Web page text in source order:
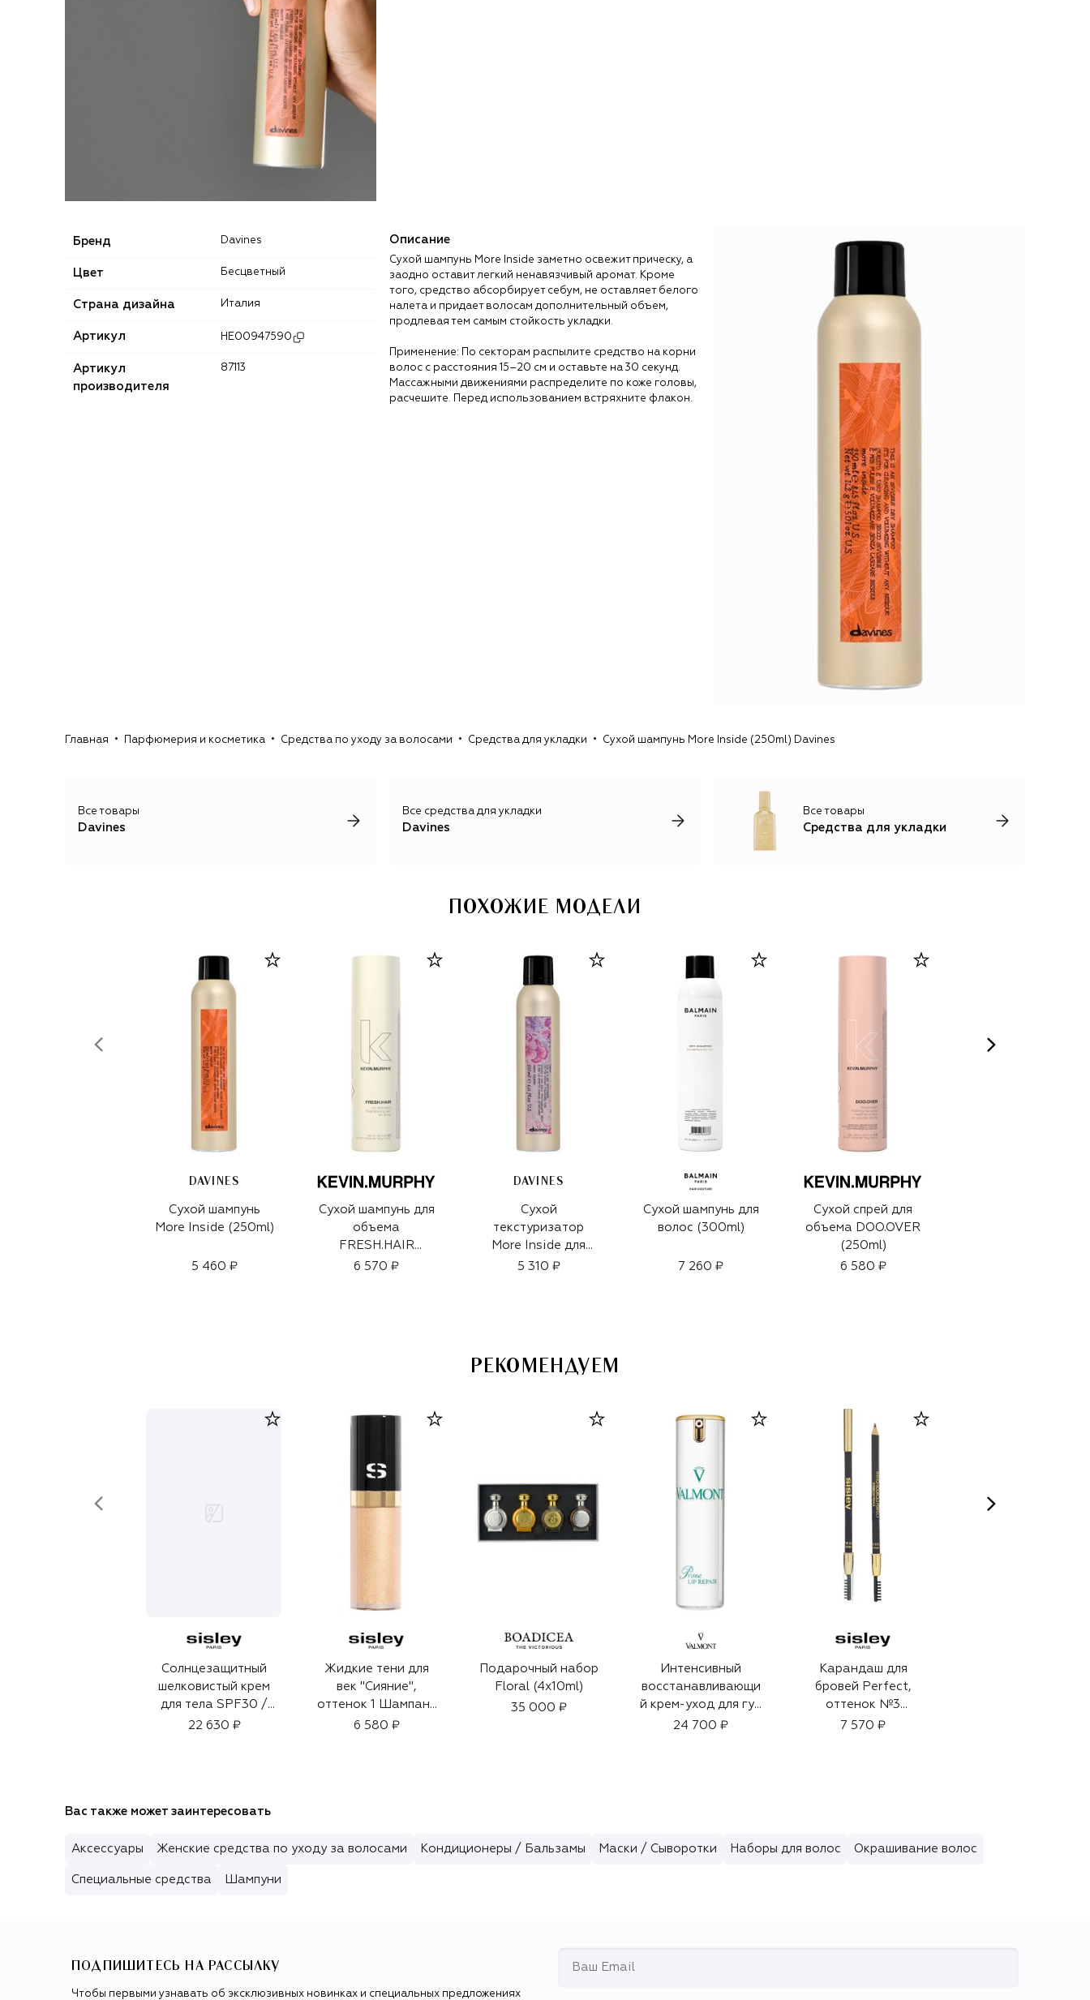
Бренд Davines
Цвет Бесцветный
Страна дизайна Италия
Артикул HE00947590
Артикул
производителя
87113
Описание
Сухой шампунь More Inside заметно освежит прическу, а
заодно оставит легкий ненавязчивый аромат. Кроме
того, средство абсорбирует себум, не оставляет белого
налета и придает волосам дополнительный объем,
продлевая тем самым стойкость укладки.
Применение: По секторам распылите средство на корни
волос с расстояния 15–20 см и оставьте на 30 секунд.
Массажными движениями распределите по коже головы,
расчешите. Перед использованием встряхните флакон.
Главная Парфюмерия и косметика Средства по уходу за волосами Средства для укладки Сухой шампунь More Inside (250ml) Davines
Все товары
Davines
Все средства для укладки
Davines
Все товары
Средства для укладки
ПОХОЖИЕ МОДЕЛИ
DAVINES
Сухой шампунь
More Inside (250ml)
5 460 ₽
Сухой шампунь для
объема
FRESH.HAIR
(250ml)
6 570 ₽
DAVINES
Сухой
текстуризатор
More Inside для
моментального
5 310 ₽
Сухой шампунь для
волос (300ml)
7 260 ₽
Сухой спрей для
объема DOO.OVER
(250ml)
6 580 ₽
РЕКОМЕНДУЕМ
Солнцезащитный
шелковистый крем
для тела SPF30 /
PA+++ (200ml)
22 630 ₽
Жидкие тени для
век "Сияние",
оттенок 1 Шампань
(6,5ml)
6 580 ₽
Подарочный набор
Floral (4x10ml)
35 000 ₽
Интенсивный
восстанавливающи
й крем-уход для губ
(15ml)
24 700 ₽
Карандаш для
бровей Perfect,
оттенок №3
Брюнет
7 570 ₽
Вас также может заинтересовать
Аксессуары Женские средства по уходу за волосами Кондиционеры / Бальзамы Маски / Сыворотки Наборы для волос Окрашивание волос
Специальные средства Шампуни
ПОДПИШИТЕСЬ НА РАССЫЛКУ
Чтобы первыми узнавать об эксклюзивных новинках и специальных предложениях